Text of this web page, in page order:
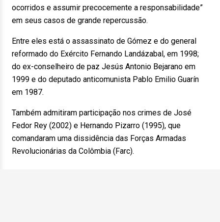
ocorridos e assumir precocemente a responsabilidade”
em seus casos de grande repercussão.
Entre eles está o assassinato de Gómez e do general
reformado do Exército Fernando Landázabal, em 1998;
do ex-conselheiro de paz Jesús Antonio Bejarano em
1999 e do deputado anticomunista Pablo Emilio Guarín
em 1987.
Também admitiram participação nos crimes de José
Fedor Rey (2002) e Hernando Pizarro (1995), que
comandaram uma dissidência das Forças Armadas
Revolucionárias da Colômbia (Farc).